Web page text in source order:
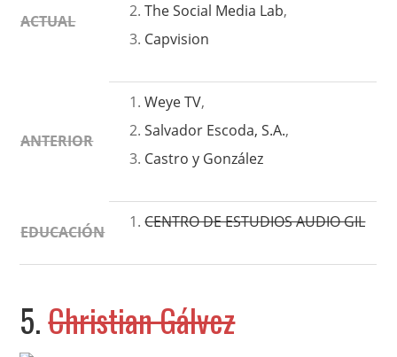
ACTUAL
The Social Media Lab,
Capvision
ANTERIOR
Weye TV,
Salvador Escoda, S.A.,
Castro y González
EDUCACIÓN
CENTRO DE ESTUDIOS AUDIO GIL
5.Christian Gálvez